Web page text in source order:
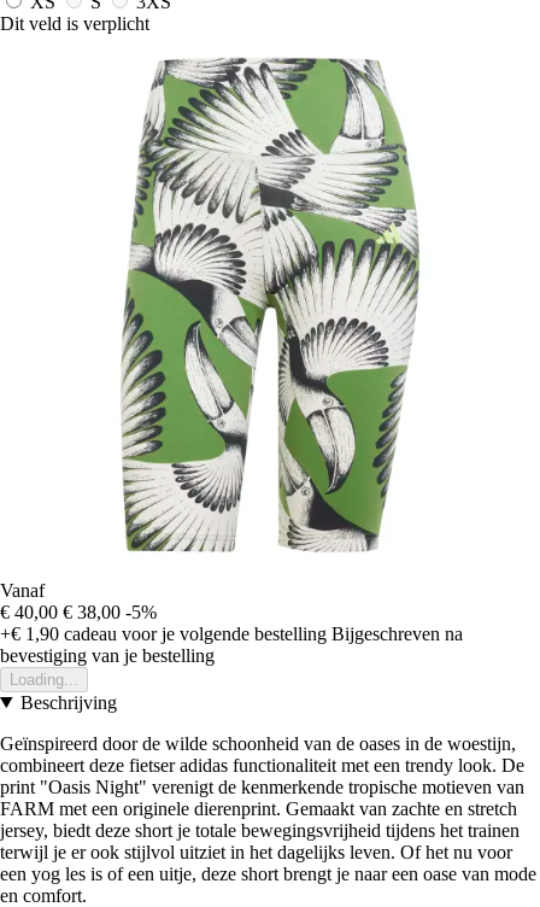
Dit veld is verplicht
Vanaf
€ 40,00 € 38,00 -5%
+€ 1,90 cadeau voor je volgende bestelling Bijgeschreven na
bevestiging van je bestelling
Loading...
Beschrijving
Geïnspireerd door de wilde schoonheid van de oases in de woestijn,
combineert deze fietser adidas functionaliteit met een trendy look. De
print "Oasis Night" verenigt de kenmerkende tropische motieven van
FARM met een originele dierenprint. Gemaakt van zachte en stretch
jersey, biedt deze short je totale bewegingsvrijheid tijdens het trainen
terwijl je er ook stijlvol uitziet in het dagelijks leven. Of het nu voor
een yog les is of een uitje, deze short brengt je naar een oase van mode
en comfort.